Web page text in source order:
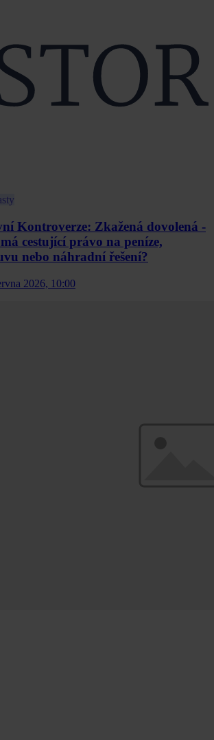
Kontroverze: Zkažená dovolená -
cestující právo na peníze,
nebo náhradní řešení?
2026, 10:00